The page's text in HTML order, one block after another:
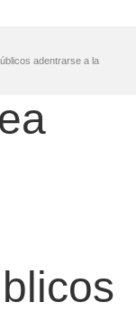
adentrarse a la